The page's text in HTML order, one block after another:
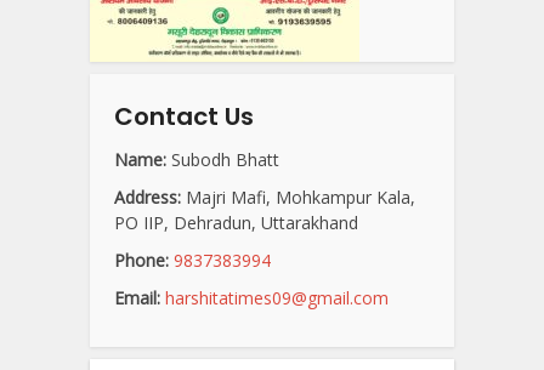
Contact Us
Name: Subodh Bhatt
Address: Majri Mafi, Mohkampur Kala,
PO IIP, Dehradun, Uttarakhand
Phone: 9837383994
Email: harshitatimes09@gmail.com